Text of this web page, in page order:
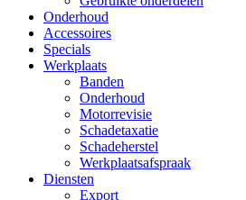
Onderhoud
Accessoires
Specials
Werkplaats
Banden
Onderhoud
Motorrevisie
Schadetaxatie
Schadeherstel
Werkplaatsafspraak
Diensten
Export